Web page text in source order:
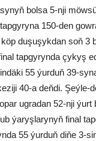
bolsa 5-nji
150-den
duşuşykdan soň 3
tapgyrynda çykyş
55 ýurduň 39-
40-a deňdi. Şeýle-
ugradan 52-nji ýurt
ýaryşlarynyň final
55 ýurduň diňe 3-